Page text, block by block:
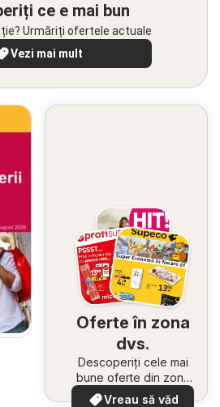
ce e mai bun
Urmăriți ofertele actuale
Vezi mai mult
Oferte în zona
dvs.
Descoperiți cele mai
bune oferte din zona
dumneavoastră
Vreau să văd